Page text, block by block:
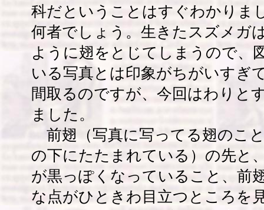
科だということはすぐわかりま
何者でしょう。生きたスズメガ
ように翅をとじてしまうので、
いる写真とは印象がちがいすぎ
間取るのですが、今回はわりと
ました。
前翅（写真に写ってる翅のこ
の下にたたまれている）の先と
が黒っぽくなっていること、前
な点がひときわ目立つところを